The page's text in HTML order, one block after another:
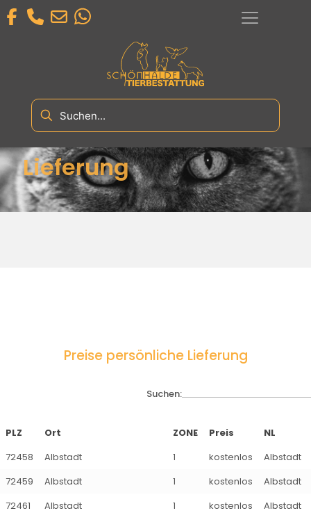
Lieferung
Preise persönliche Lieferung
Suchen:
PLZ Ort ZONE Preis
NL
72458
Albstadt 1 kostenlos
Albstadt
72459
Albstadt 1 kostenlos
Albstadt
72461
Albstadt 1 kostenlos
Albstadt